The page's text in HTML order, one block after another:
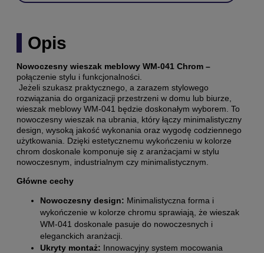
Opis
Nowoczesny wieszak meblowy WM-041 Chrom –
połączenie stylu i funkcjonalności.
Jeżeli szukasz praktycznego, a zarazem stylowego
rozwiązania do organizacji przestrzeni w domu lub biurze,
wieszak meblowy WM-041 będzie doskonałym wyborem. To
nowoczesny wieszak na ubrania, który łączy minimalistyczny
design, wysoką jakość wykonania oraz wygodę codziennego
użytkowania. Dzięki estetycznemu wykończeniu w kolorze
chrom doskonale komponuje się z aranżacjami w stylu
nowoczesnym, industrialnym czy minimalistycznym.
Główne cechy
Nowoczesny design: Minimalistyczna forma i
wykończenie w kolorze chromu sprawiają, że wieszak
WM-041 doskonale pasuje do nowoczesnych i
eleganckich aranżacji.
Ukryty montaż: Innowacyjny system mocowania